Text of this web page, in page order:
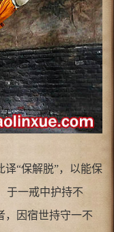
“保解脱”，以能保
于一戒中护持不
，因宿世持守一不